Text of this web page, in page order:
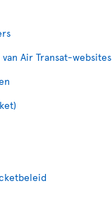
Air Transat-websites